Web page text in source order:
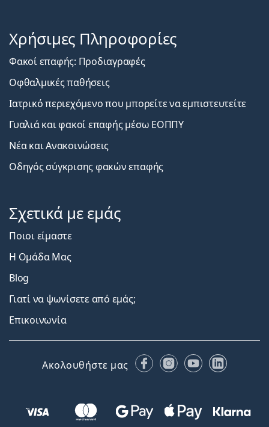
Χρήσιμες Πληροφορίες
Φακοί επαφής: Προδιαγραφές
Οφθαλμικές παθήσεις
Ιατρικό περιεχόμενο που μπορείτε να εμπιστευτείτε
Γυαλιά και φακοί επαφής μέσω ΕΟΠΠΥ
Νέα και Ανακοινώσεις
Οδηγός σύγκρισης φακών επαφής
Σχετικά με εμάς
Ποιοι είμαστε
Η Ομάδα Μας
Blog
Γιατί να ψωνίσετε από εμάς;
Επικοινωνία
Ακολουθήστε μας FacebookInstagram
YouTubeLinkedIn